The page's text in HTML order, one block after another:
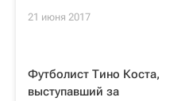
21 июня 2017
Футболист Тино Коста,
выступавший за